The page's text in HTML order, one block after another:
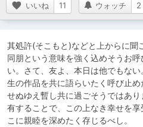
いいね 11 ウォッチ 2
其処許(そこもと)などと上からに聞
同朋という意味を強く込めそうお
い。さて、友よ、本日は他でもな
生の作品を共に語らいたく呼び止
せぬゆえ暫し共に過ごそうではあ
有することで、この上なき幸せを
こに親睦を深めたく存じるべし。